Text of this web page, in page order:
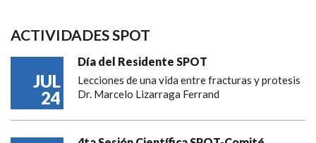
ACTIVIDADES SPOT
JUL
24
Día del Residente SPOT
Lecciones de una vida entre fracturas y protesis
Dr. Marcelo Lizarraga Ferrand